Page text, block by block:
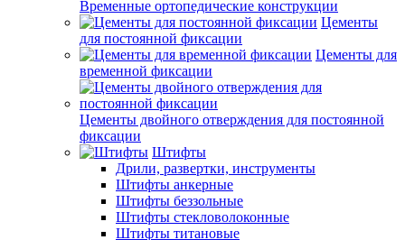
Временные ортопедические конструкции
Цементы
для постоянной фиксации
Цементы для
временной фиксации
Цементы двойного отверждения для постоянной
фиксации
Штифты
Дрили, развертки, инструменты
Штифты анкерные
Штифты беззольные
Штифты стекловолоконные
Штифты титановые